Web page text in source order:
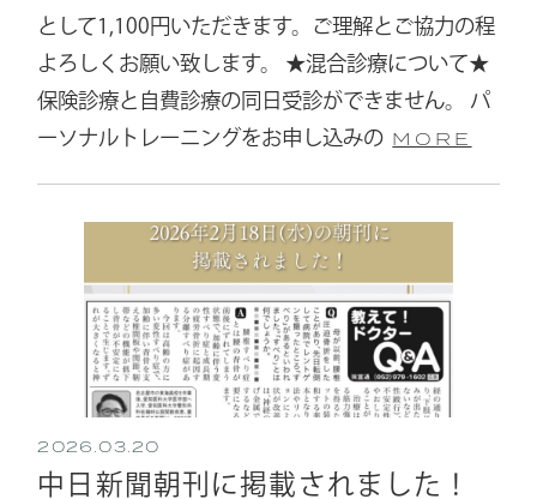
として1,100円いただきます。ご理解とご協力の程
よろしくお願い致します。 ★混合診療について★
保険診療と自費診療の同日受診ができません。 パ
ーソナルトレーニングをお申し込みの MORE
2026.03.20
中日新聞朝刊に掲載されました！